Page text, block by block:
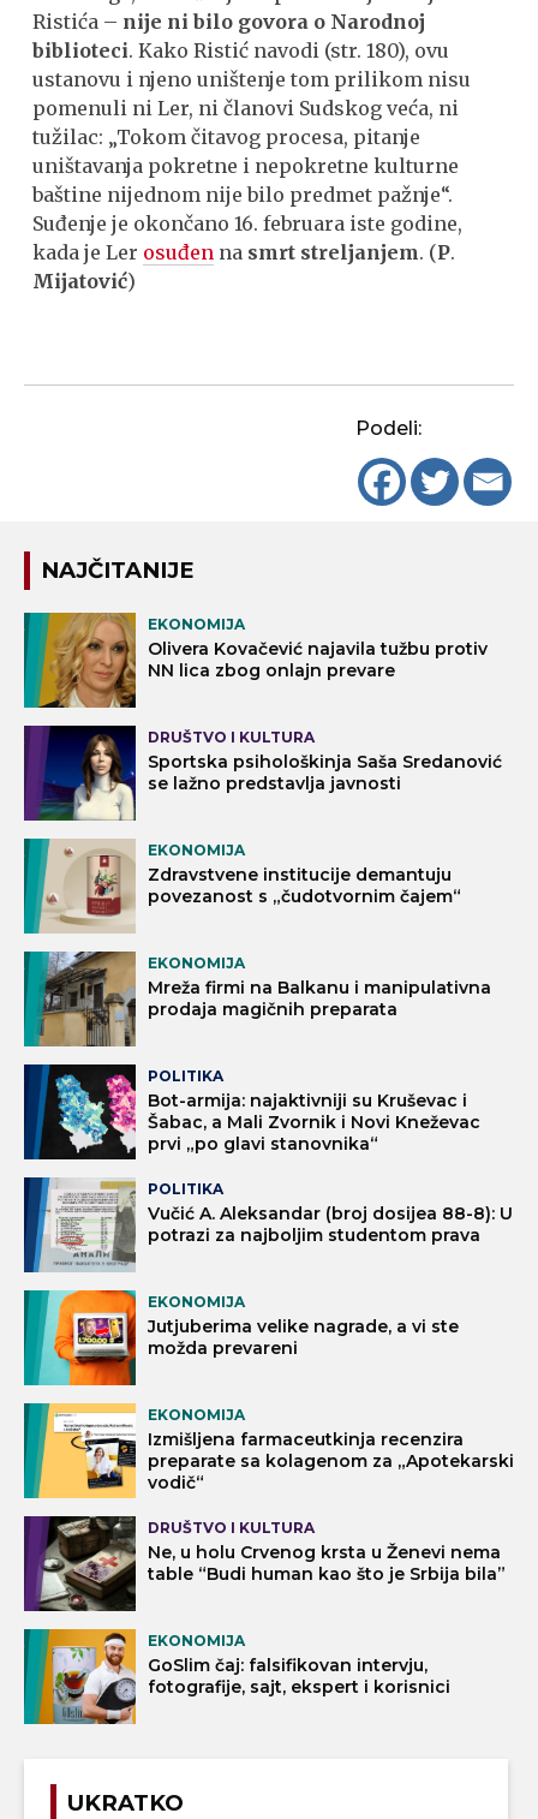
Ristića – nije ni bilo govora o Narodnoj
biblioteci. Kako Ristić navodi (str. 180), ovu
ustanovu i njeno uništenje tom prilikom nisu
pomenuli ni Ler, ni članovi Sudskog veća, ni
tužilac: „Tokom čitavog procesa, pitanje
uništavanja pokretne i nepokretne kulturne
baštine nijednom nije bilo predmet pažnje“.
Suđenje je okončano 16. februara iste godine,
kada je Ler osuđen na smrt streljanjem. (P.
Mijatović)
Podeli:
NAJČITANIJE
EKONOMIJA
Olivera Kovačević najavila tužbu protiv
NN lica zbog onlajn prevare
DRUŠTVO I KULTURA
Sportska psihološkinja Saša Sredanović
se lažno predstavlja javnosti
EKONOMIJA
Zdravstvene institucije demantuju
povezanost s „čudotvornim čajem“
EKONOMIJA
Mreža firmi na Balkanu i manipulativna
prodaja magičnih preparata
POLITIKA
Bot-armija: najaktivniji su Kruševac i
Šabac, a Mali Zvornik i Novi Kneževac
prvi „po glavi stanovnika“
POLITIKA
Vučić A. Aleksandar (broj dosijea 88-8): U
potrazi za najboljim studentom prava
EKONOMIJA
Jutjuberima velike nagrade, a vi ste
možda prevareni
EKONOMIJA
Izmišljena farmaceutkinja recenzira
preparate sa kolagenom za „Apotekarski
vodič“
DRUŠTVO I KULTURA
Ne, u holu Crvenog krsta u Ženevi nema
table “Budi human kao što je Srbija bila”
EKONOMIJA
GoSlim čaj: falsifikovan intervju,
fotografije, sajt, ekspert i korisnici
UKRATKO